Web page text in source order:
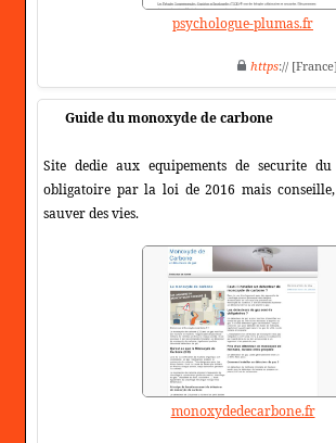
psychologue-plumas.fr
https://
Guide du monoxyde de carbone
Site dedie aux equipements de securite
obligatoire par la loi de 2016 mais
sauver des vies.
monoxydedecarbone.fr